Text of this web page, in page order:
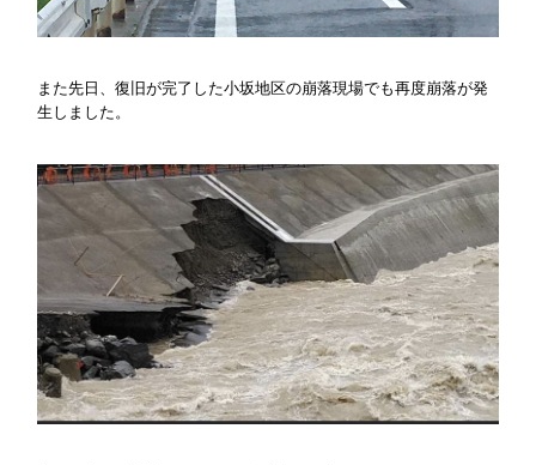
また先日、復旧が完了した小坂地区の崩落現場でも再度崩落が発
生しました。